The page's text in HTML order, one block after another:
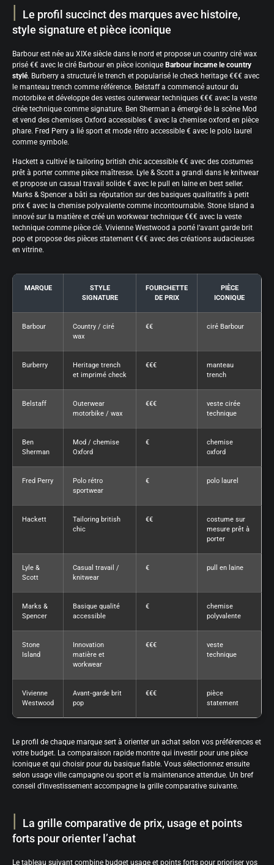
Le profil succinct des marques avec histoire,
style signature et pièce iconique
Barbour est née au XIXe siècle dans le nord et propose un country ciré wax
prisé €€ avec le ciré Barbour en pièce iconique Barbour incarne le country
stylé. Burberry a structuré le trench et popularisé le check heritage €€€ avec
le manteau trench comme référence. Belstaff a commencé autour du
motorbike et développe des vestes outerwear techniques €€€ avec la veste
cirée technique comme signature. Ben Sherman a émergé de la scène Mod
et vend des chemises Oxford accessibles € avec la chemise oxford en pièce
phare. Fred Perry a lié sport et mode rétro accessible € avec le polo laurel
comme symbole.
Hackett a cultivé le tailoring british chic accessible €€ avec des costumes
prêt à porter comme pièce maîtresse. Lyle & Scott a grandi dans le knitwear
et propose un casual travail solide € avec le pull en laine en best seller.
Marks & Spencer a bâti sa réputation sur des basiques qualitatifs à petit
prix € avec la chemise polyvalente comme incontournable. Stone Island a
innové sur la matière et créé un workwear technique €€€ avec la veste
technique comme pièce clé. Vivienne Westwood a porté l’avant garde brit
pop et propose des pièces statement €€€ avec des créations audacieuses
en vitrine.
MARQUE
STYLE
SIGNATURE
FOURCHETTE
DE PRIX
PIÈCE
ICONIQUE
Barbour
Country / ciré
wax
€€ ciré Barbour
Burberry
Heritage trench
et imprimé check
€€€
manteau
trench
Belstaff
Outerwear
motorbike / wax
€€€
veste cirée
technique
Ben
Sherman
Mod / chemise
Oxford
€
chemise
oxford
Fred Perry
Polo rétro
sportwear
€ polo laurel
Hackett
Tailoring british
chic
€€
costume sur
mesure prêt à
porter
Lyle &
Scott
Casual travail /
knitwear
€ pull en laine
Marks &
Spencer
Basique qualité
accessible
€
chemise
polyvalente
Stone
Island
Innovation
matière et
workwear
€€€
veste
technique
Vivienne
Westwood
Avant‑garde brit
pop
€€€
pièce
statement
Le profil de chaque marque sert à orienter un achat selon vos préférences et
votre budget. La comparaison rapide montre qui investir pour une pièce
iconique et qui choisir pour du basique fiable. Vous sélectionnez ensuite
selon usage ville campagne ou sport et la maintenance attendue. Un bref
conseil d’investissement accompagne la grille comparative suivante.
La grille comparative de prix, usage et points
forts pour orienter l’achat
Le tableau suivant combine budget usage et points forts pour prioriser vos